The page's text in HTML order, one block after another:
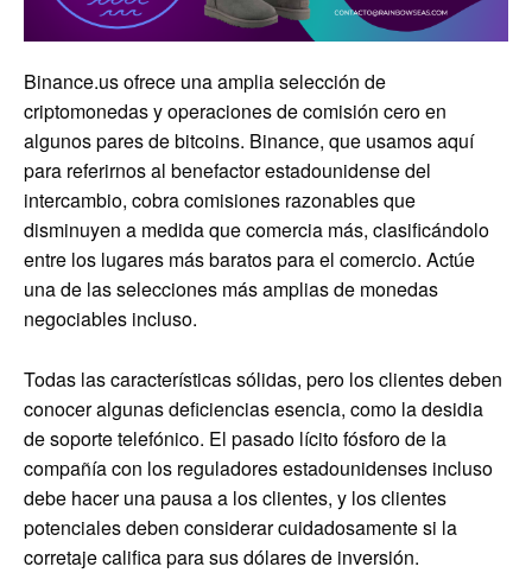
Binance.us ofrece una amplia selección de
criptomonedas y operaciones de comisión cero en
algunos pares de bitcoins. Binance, que usamos aquí
para referirnos al benefactor estadounidense del
intercambio, cobra comisiones razonables que
disminuyen a medida que comercia más, clasificándolo
entre los lugares más baratos para el comercio. Actúe
una de las selecciones más amplias de monedas
negociables incluso.
Todas las características sólidas, pero los clientes deben
conocer algunas deficiencias esencia, como la desidia
de soporte telefónico. El pasado lícito fósforo de la
compañía con los reguladores estadounidenses incluso
debe hacer una pausa a los clientes, y los clientes
potenciales deben considerar cuidadosamente si la
corretaje califica para sus dólares de inversión.